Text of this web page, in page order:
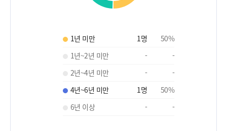
1년 미만 1명 50%
1년~2년 미만
-
-
2년~4년 미만
-
-
4년~6년 미만
1명 50%
6년 이상
- -